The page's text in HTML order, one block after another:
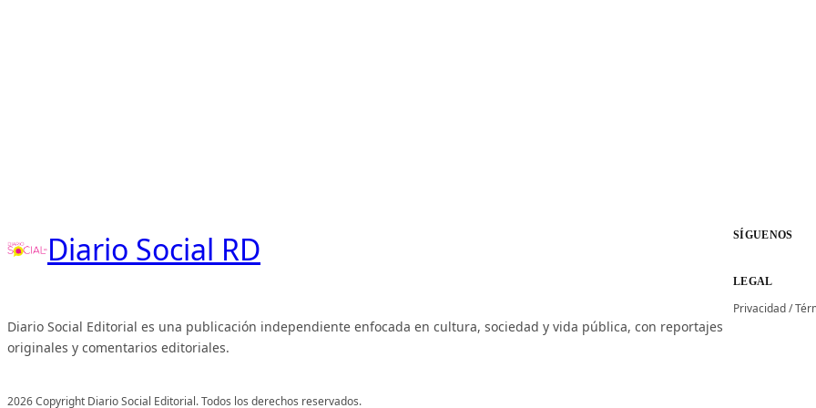
Diario Social RD
Diario Social Editorial es una publicación independiente enfocada en cultura, sociedad y vida pública, con reportajes
originales y comentarios editoriales.
SÍGUENOS
LEGAL
Privacidad/
2026 Copyright Diario Social Editorial. Todos los derechos reservados.